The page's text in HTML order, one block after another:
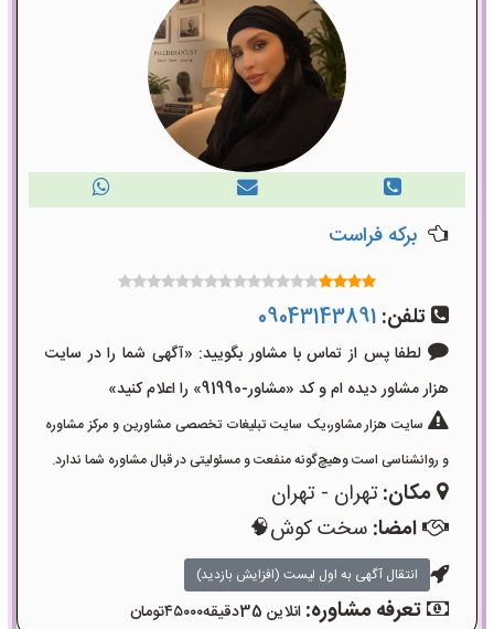
برکه فراست
تلفن: 09043143891
لطفا پس از تماس با مشاور بگویید: «آگهی شما را در سایت
هزار مشاور دیده ام و کد «مشاور-91990» را اعلام کنید»
سایت هزار مشاور،یک سایت تبلیغات تخصصی مشاورین و مرکز مشاوره
و روانشناسی است وهیچ‌گونه منفعت و مسئولیتی در قبال مشاوره شما ندارد.
مکان:تهران - تهران
امضا: سخت کوش🧠
انتقال آگهی به اول لیست (افزایش بازدید)
تعرفه مشاوره: انلاین 35دقیقه۴۵۰۰۰تومان